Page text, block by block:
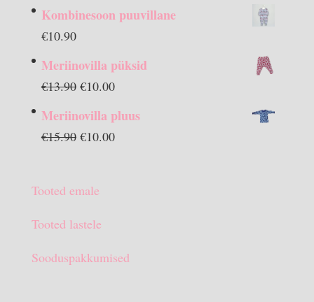
Kombinesoon puuvillane
€10.90
Meriinovilla püksid
€13.90 Algne
€10.00Praegune
on:
Meriinovilla pluus
€15.90 Algne
€15.90.
€10.00Praegune
Tooted emale
Tooted lastele
Sooduspakkumised